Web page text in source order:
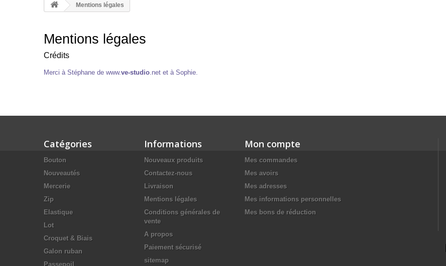
Mentions légales
Mentions légales
Crédits
Merci à Stéphane de www.ve-studio.net et à Sophie.
Catégories
Bouton
Nouveautés
Mercerie
Zip
Elastique
Lot
Croquet & Biais
Galon ruban
Passepoil
Informations
Nouveaux produits
Contactez-nous
Livraison
Mentions légales
Conditions générales de
vente
A propos
Paiement sécurisé
sitemap
Mon compte
Mes commandes
Mes avoirs
Mes adresses
Mes informations personnelles
Mes bons de réduction